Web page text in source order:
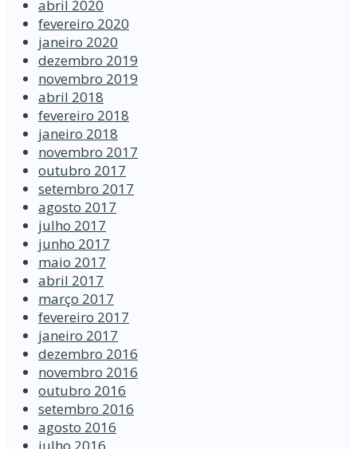
abril 2020
fevereiro 2020
janeiro 2020
dezembro 2019
novembro 2019
abril 2018
fevereiro 2018
janeiro 2018
novembro 2017
outubro 2017
setembro 2017
agosto 2017
julho 2017
junho 2017
maio 2017
abril 2017
março 2017
fevereiro 2017
janeiro 2017
dezembro 2016
novembro 2016
outubro 2016
setembro 2016
agosto 2016